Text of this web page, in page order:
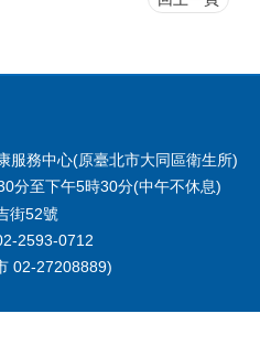
服務中心(原臺北市大同區衛生所)
分至下午5時30分(中午不休息)
街52號
2593-0712
02-27208889)